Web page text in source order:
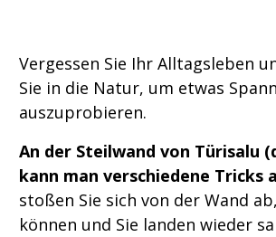
Vergessen Sie Ihr Alltagsleben
Sie in die Natur, um etwas
auszuprobieren.
An der Steilwand von Türisalu
kann man verschiedene Tricks
stoßen Sie sich von der Wand
können und Sie landen wieder